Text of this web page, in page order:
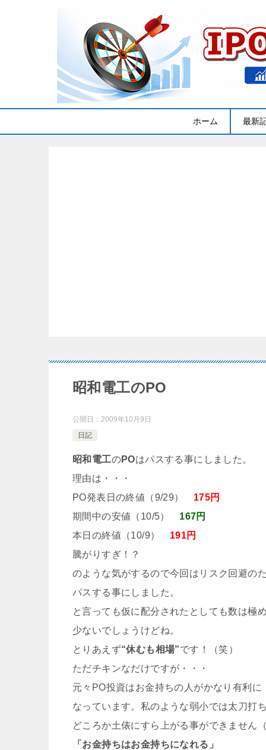
ホーム 最新
昭和電工のPO
公開日： 2009年10月9日
日記
昭和電工のPOはパスする事にしました。
理由は・・・
PO発表日の終値（9/29） 175円
期間中の安値（10/5） 167円
本日の終値（10/9） 191円
騰がりすぎ！？
のような気がするので今回はリスク回避の
パスする事にしました。
と言っても仮に配分されたとしても数は極
少ないでしょうけどね。
とりあえず“休むも相場”です！（笑）
ただチキンなだけですが・・・
元々PO投資はお金持ちの人がかなり有利に
なっています。私のような弱小では太刀打
どころか土俵にすら上がる事ができません
「お金持ちはお金持ちになれる」